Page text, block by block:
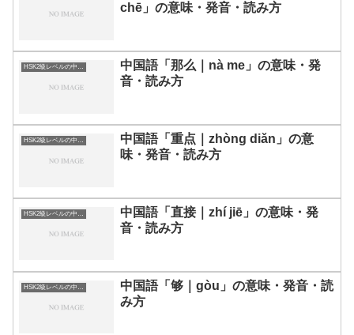
chē」の意味・発音・読み方
HSK2級レベルの中国語
中国語「那么｜nà me」の意味・発
音・読み方
HSK2級レベルの中国語
中国語「重点｜zhòng diǎn」の意
味・発音・読み方
中国語「直接｜zhí jiē」の意味・発
音・読み方
中国語「够｜gòu」の意味・発音・読
み方